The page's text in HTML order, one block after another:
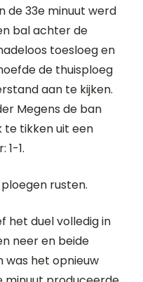
de 33e minuut werd
bal achter de
toesloeg en
de thuisploeg
aan te kijken.
Megens de ban
te tikken uit een
1-1.
rusten.
het duel volledig in
neer en beide
was het opnieuw